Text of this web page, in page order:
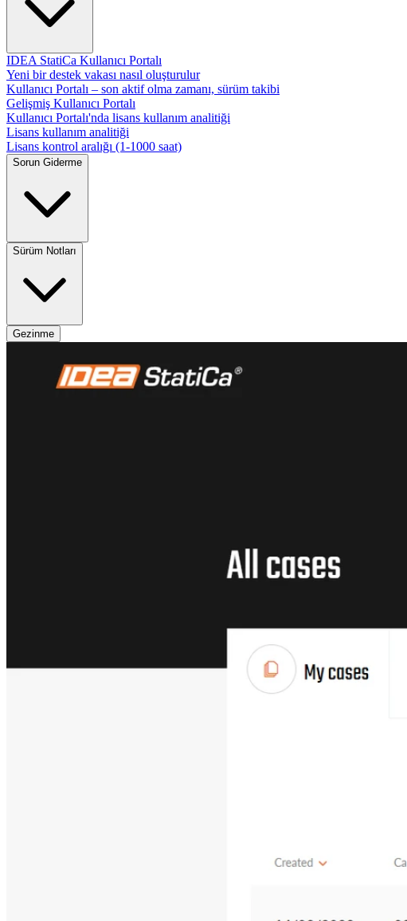
IDEA StatiCa Kullanıcı Portalı
Yeni bir destek vakası nasıl oluşturulur
Kullanıcı Portalı – son aktif olma zamanı, sürüm takibi
Gelişmiş Kullanıcı Portalı
Kullanıcı Portalı'nda lisans kullanım analitiği
Lisans kullanım analitiği
Lisans kontrol aralığı (1-1000 saat)
Sorun Giderme
Sürüm Notları
Gezinme